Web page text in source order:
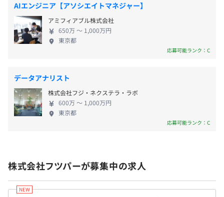
内訳：エンジニア59.7%、ビジネス29.2%、バックオフィ
ス11.1%
大阪本社66.6%、関東支社33.3%
大阪本社：大阪メトロ御堂筋線 西中島南方駅から徒歩2
関東支社：東京メトロ半蔵門線 半蔵門駅より徒歩1分、東
京メトロ有楽町線 麹町駅より徒歩5分
賞与あり（年2回）
無期雇用
AIエンジニア【アソシエイトマネジャー】
アミフィアブル株式会社
650万 〜 1,000万円
東京都
応募可能ランク：C
データアナリスト
株式会社フジ・ネクステラ・ラボ
600万 〜 1,000万円
東京都
応募可能ランク：C
株式会社フツパーが募集中の求人